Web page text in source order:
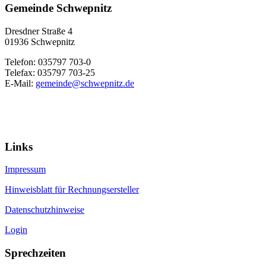
Gemeinde Schwepnitz
Dresdner Straße 4
01936 Schwepnitz
Telefon: 035797 703-0
Telefax: 035797 703-25
E-Mail: gemeinde@schwepnitz.de
Links
Impressum
Hinweisblatt für Rechnungsersteller
Datenschutzhinweise
Login
Sprechzeiten